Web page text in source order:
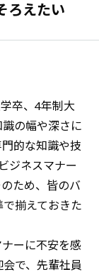
ろえたい
卒、4年制大
の幅や深さに
的な知識や技
ジネスマナー
ため、皆のバ
揃えておきた
ーに不安を感
で、先輩社員